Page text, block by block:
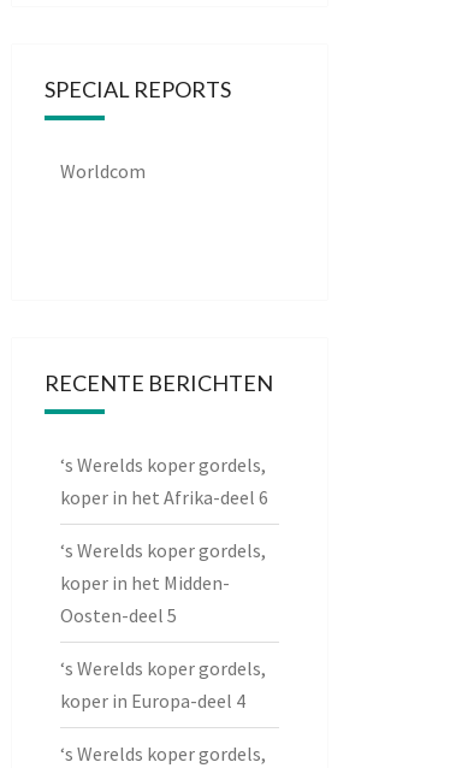
SPECIAL REPORTS
Worldcom
RECENTE BERICHTEN
‘s Werelds koper gordels,
koper in het Afrika-deel 6
‘s Werelds koper gordels,
koper in het Midden-
Oosten-deel 5
‘s Werelds koper gordels,
koper in Europa-deel 4
‘s Werelds koper gordels,